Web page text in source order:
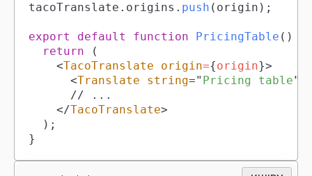
tacoTranslate . origins . push ( origin ) ;
export default function PricingTable ( )
return
(
<TacoTranslate origin={origin}>
<Translate string=" Pricing table"
</TacoTranslate>
) ;
}